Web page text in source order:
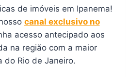
de imóveis em Ipanema!
canal exclusivo no
acesso antecipado aos
na região com a maior
do Rio de Janeiro.